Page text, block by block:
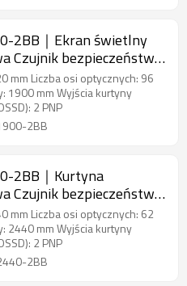
2BB｜Ekran świetlny
Czujnik bezpieczeństwa
mm Liczba osi optycznych: 96
1900 mm Wyjścia kurtyny
2 PNP
2BB
2BB｜Kurtyna
Czujnik bezpieczeństwa
mm Liczba osi optycznych: 62
2440 mm Wyjścia kurtyny
2 PNP
2BB